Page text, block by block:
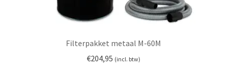
Filterpakket metaal M-60M
€204,95 (incl. btw)